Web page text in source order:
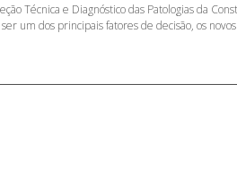
Técnica e Diagnóstico das Patologias da
um dos principais fatores de decisão, os